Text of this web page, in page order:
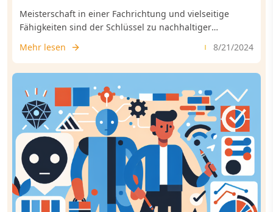
lang neue KI-Arbeitsmethoden
Meisterschaft in einer Fachrichtung und vielseitige
Fähigkeiten sind der Schlüssel zu nachhaltiger
Mehr lesen 8/21/2024